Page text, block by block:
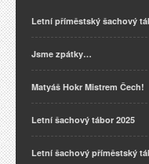
Letní příměstský šachový
Jsme zpátky…
Matyáš Hokr Mistrem Čech!
Letní šachový tábor 2025
Letní šachový příměstský